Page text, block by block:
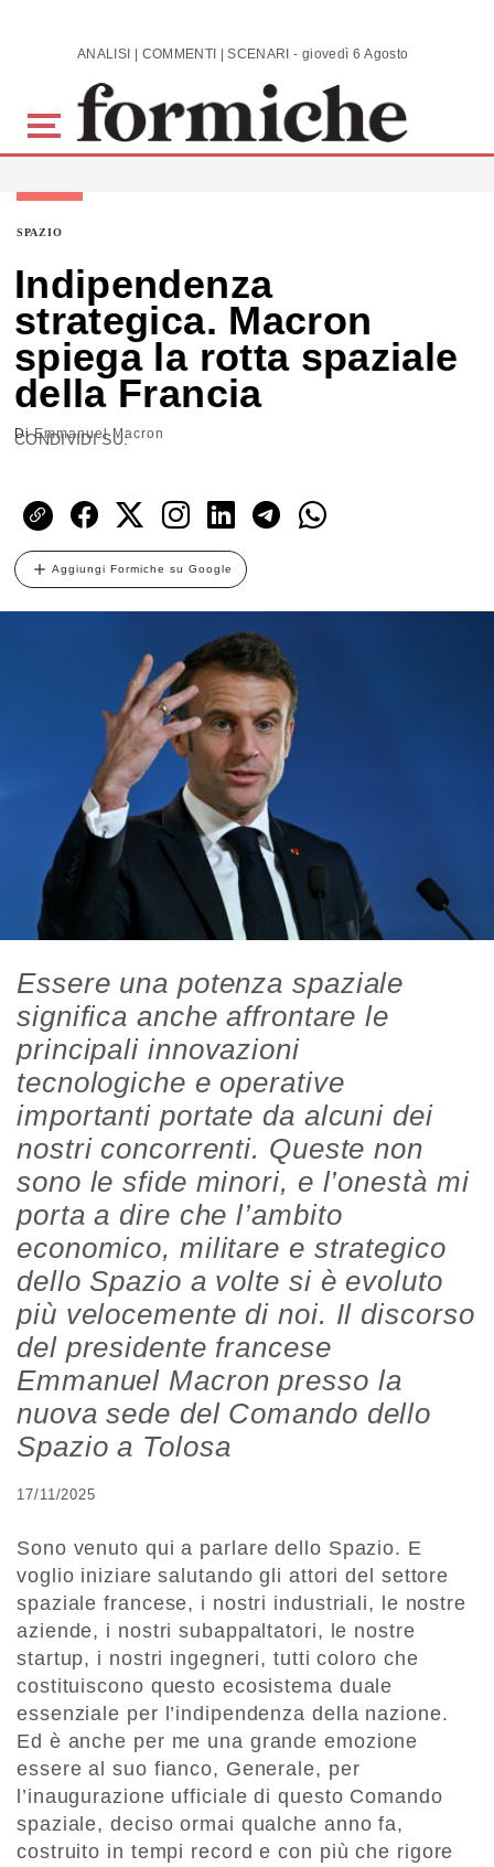
Skip to main content ANALISI | COMMENTI | SCENARI - giovedì 6 Agosto 2026
SPAZIO
Indipendenza
strategica. Macron
spiega la rotta spaziale
della Francia
DiEmmanuel Macron
CONDIVIDI SU:
Aggiungi Formiche su Google
Essere una potenza spaziale
significa anche affrontare le
principali innovazioni
tecnologiche e operative
importanti portate da alcuni dei
nostri concorrenti. Queste non
sono le sfide minori, e l’onestà mi
porta a dire che l’ambito
economico, militare e strategico
dello Spazio a volte si è evoluto
più velocemente di noi. Il discorso
del presidente francese
Emmanuel Macronpresso la
nuova sede del Comando dello
Spazio a Tolosa
17/11/2025
Sono venuto qui a parlare dello Spazio. E
voglio iniziare salutando gli attori del settore
spaziale francese, i nostri industriali, le nostre
aziende, i nostri subappaltatori, le nostre
startup, i nostri ingegneri, tutti coloro che
costituiscono questo ecosistema duale
essenziale per l’indipendenza della nazione.
Ed è anche per me una grande emozione
essere al suo fianco, Generale, per
l’inaugurazione ufficiale di questo Comando
spaziale, deciso ormai qualche anno fa,
costruito in tempi record e con più che rigore